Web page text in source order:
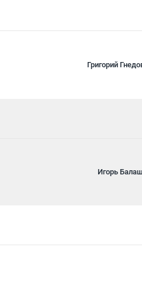
Григорий
Игорь